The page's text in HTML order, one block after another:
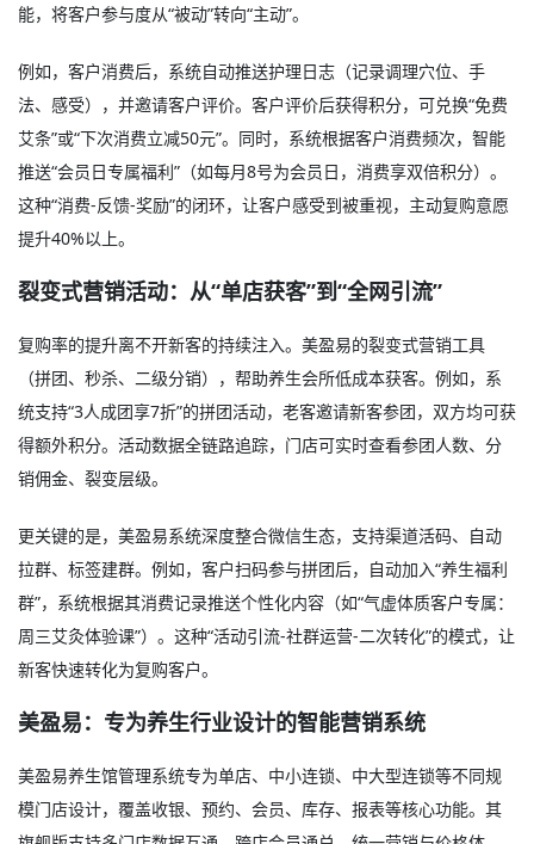
能，将客户参与度从“被动”转向“主动”。
例如，客户消费后，系统自动推送护理日志（记录调理穴位、手
法、感受），并邀请客户评价。客户评价后获得积分，可兑换“免费
艾条”或“下次消费立减50元”。同时，系统根据客户消费频次，智能
推送“会员日专属福利”（如每月8号为会员日，消费享双倍积分）。
这种“消费-反馈-奖励”的闭环，让客户感受到被重视，主动复购意愿
提升40%以上。
裂变式营销活动：从“单店获客”到“全网引流”
复购率的提升离不开新客的持续注入。美盈易的裂变式营销工具
（拼团、秒杀、二级分销），帮助养生会所低成本获客。例如，系
统支持“3人成团享7折”的拼团活动，老客邀请新客参团，双方均可获
得额外积分。活动数据全链路追踪，门店可实时查看参团人数、分
销佣金、裂变层级。
更关键的是，美盈易系统深度整合微信生态，支持渠道活码、自动
拉群、标签建群。例如，客户扫码参与拼团后，自动加入“养生福利
群”，系统根据其消费记录推送个性化内容（如“气虚体质客户专属：
周三艾灸体验课”）。这种“活动引流-社群运营-二次转化”的模式，让
新客快速转化为复购客户。
美盈易：专为养生行业设计的智能营销系统
美盈易养生馆管理系统专为单店、中小连锁、中大型连锁等不同规
模门店设计，覆盖收银、预约、会员、库存、报表等核心功能。其